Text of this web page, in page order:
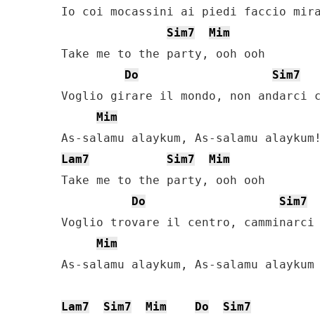
Io coi mocassini ai piedi faccio
Sim7
Mim
Take me to the party, ooh ooh
Do
Sim7
Voglio girare il mondo, non andarci
Mim
Lam7
Sim7
Mim
Take me to the party, ooh ooh
Do
Sim7
Voglio trovare il centro, camminarci
Mim
As-salamu alaykum, As-salamu alaykum
Lam7 Sim7 Mim Do Sim7